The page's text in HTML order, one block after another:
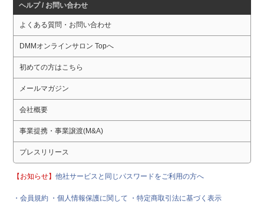
ヘルプ / お問い合わせ
よくある質問・お問い合わせ
DMMオンラインサロン Topへ
初めての方はこちら
メールマガジン
会社概要
事業提携・事業譲渡(M&A)
プレスリリース
【お知らせ】他社サービスと同じパスワードをご利用の方へ
・会員規約 ・個人情報保護に関して ・特定商取引法に基づく表示